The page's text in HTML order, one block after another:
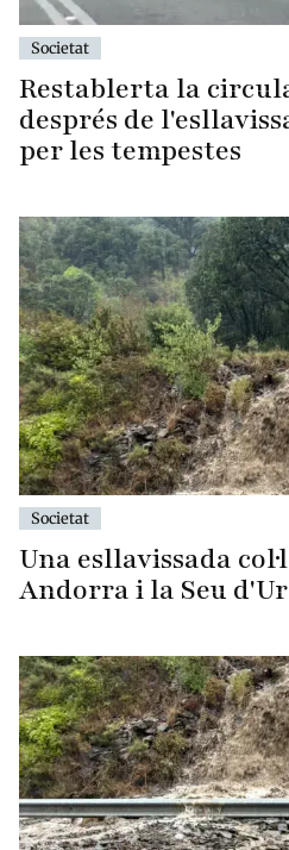
Societat
Restablerta la
després de
per les tempestes
Societat
Una esllavissada
Andorra i la Seu